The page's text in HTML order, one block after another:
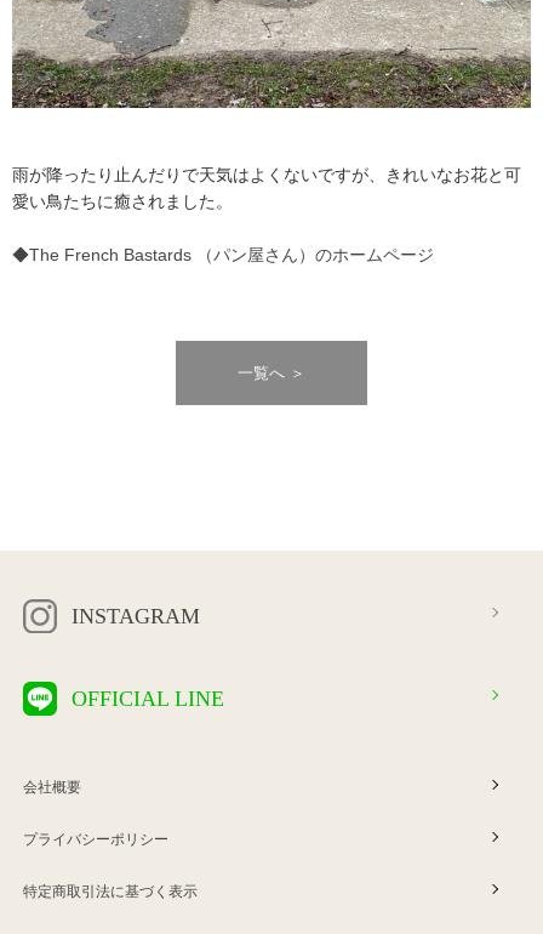
雨が降ったり止んだりで天気はよくないですが、きれいなお花と可
愛い鳥たちに癒されました。
◆The French Bastards （パン屋さん）のホームページ
一覧へ ＞
INSTAGRAM
OFFICIAL LINE
会社概要
プライバシーポリシー
特定商取引法に基づく表示